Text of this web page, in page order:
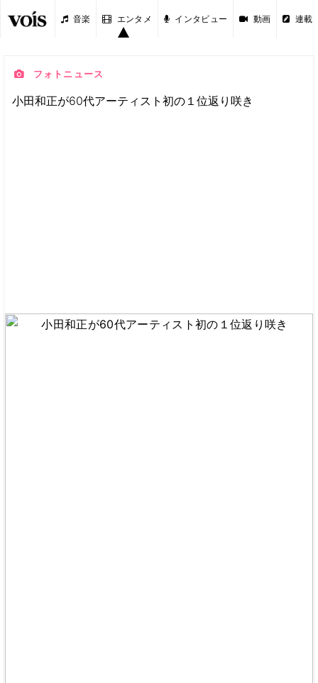
音楽 エンタメ インタビュー 動画 連載
フォトニュース
小田和正が60代アーティスト初の１位返り咲き